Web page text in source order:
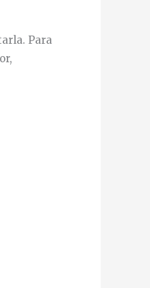
Para